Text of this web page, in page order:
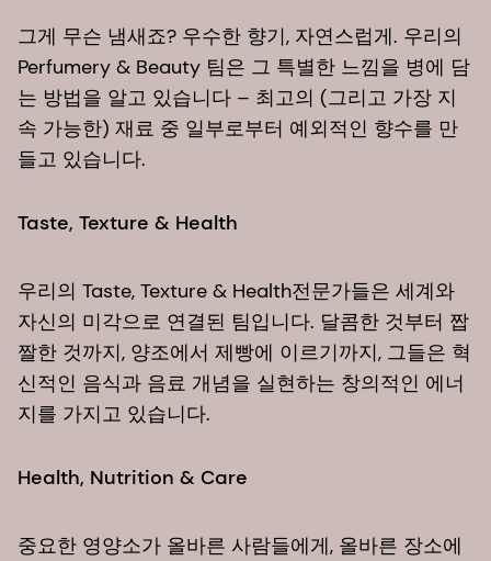
그게 무슨 냄새죠? 우수한 향기, 자연스럽게. 우리의
Perfumery & Beauty 팀은 그 특별한 느낌을 병에 담
는 방법을 알고 있습니다 – 최고의 (그리고 가장 지
속 가능한) 재료 중 일부로부터 예외적인 향수를 만
들고 있습니다.
Taste, Texture & Health
우리의 Taste, Texture & Health전문가들은 세계와
자신의 미각으로 연결된 팀입니다. 달콤한 것부터 짭
짤한 것까지, 양조에서 제빵에 이르기까지, 그들은 혁
신적인 음식과 음료 개념을 실현하는 창의적인 에너
지를 가지고 있습니다.
Health, Nutrition & Care
중요한 영양소가 올바른 사람들에게, 올바른 장소에